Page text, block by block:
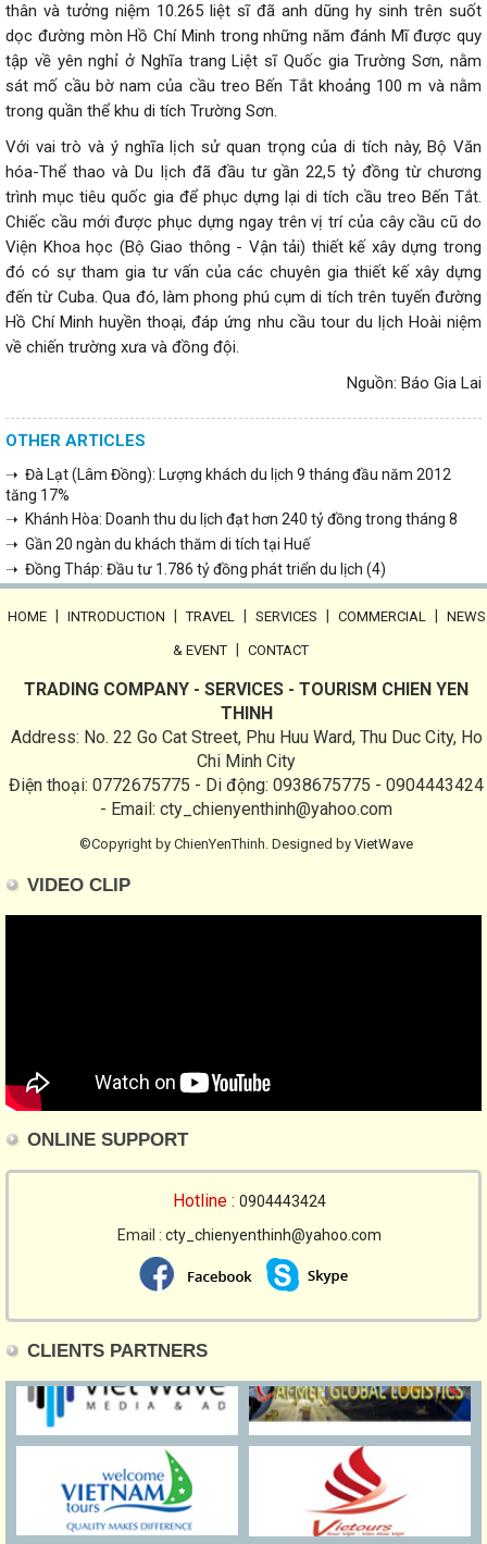
thân và tưởng niệm 10.265 liệt sĩ đã anh dũng hy sinh trên suốt
dọc đường mòn Hồ Chí Minh trong những năm đánh Mĩ được quy
tập về yên nghỉ ở Nghĩa trang Liệt sĩ Quốc gia Trường Sơn, nằm
sát mố cầu bờ nam của cầu treo Bến Tắt khoảng 100 m và nằm
trong quần thể khu di tích Trường Sơn.
Với vai trò và ý nghĩa lịch sử quan trọng của di tích này, Bộ Văn
hóa-Thể thao và Du lịch đã đầu tư gần 22,5 tỷ đồng từ chương
trình mục tiêu quốc gia để phục dựng lại di tích cầu treo Bến Tắt.
Chiếc cầu mới được phục dựng ngay trên vị trí của cây cầu cũ do
Viện Khoa học (Bộ Giao thông - Vận tải) thiết kế xây dựng trong
đó có sự tham gia tư vấn của các chuyên gia thiết kế xây dựng
đến từ Cuba. Qua đó, làm phong phú cụm di tích trên tuyến đường
Hồ Chí Minh huyền thoại, đáp ứng nhu cầu tour du lịch Hoài niệm
về chiến trường xưa và đồng đội.
Nguồn: Báo Gia Lai
OTHER ARTICLES
➝ Đà Lạt (Lâm Đồng): Lượng khách du lịch 9 tháng đầu năm 2012
tăng 17%
➝ Khánh Hòa: Doanh thu du lịch đạt hơn 240 tỷ đồng trong tháng 8
➝ Gần 20 ngàn du khách thăm di tích tại Huế
➝ Đồng Tháp: Đầu tư 1.786 tỷ đồng phát triển du lịch (4)
HOME INTRODUCTION TRAVEL SERVICES COMMERCIAL NEWS
& EVENT CONTACT
TRADING COMPANY - SERVICES - TOURISM CHIEN YEN
THINH
Address: No. 22 Go Cat Street, Phu Huu Ward, Thu Duc City, Ho
Chi Minh City
Điện thoại: 0772675775 - Di động: 0938675775 - 0904443424
- Email: cty_chienyenthinh@yahoo.com
©Copyright by ChienYenThinh. Designed by VietWave
VIDEO CLIP
ONLINE SUPPORT
Hotline : 0904443424
Email : cty_chienyenthinh@yahoo.com
CLIENTS PARTNERS